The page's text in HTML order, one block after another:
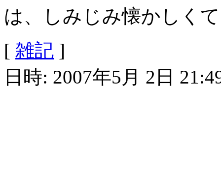
は、しみじみ懐かしく
[ 雑記 ]
日時: 2007年5月 2日